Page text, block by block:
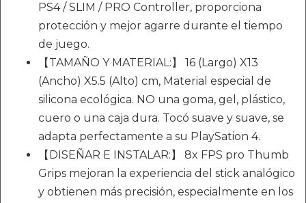
PS4 / SLIM / PRO Controller, proporciona
protección y mejor agarre durante el tiempo
de juego.
【TAMAÑO Y MATERIAL:】 16 (Largo) X13
(Ancho) X5.5 (Alto) cm, Material especial de
silicona ecológica. NO una goma, gel, plástico,
cuero o una caja dura. Tocó suave y suave, se
adapta perfectamente a su PlaySation 4.
【DISEÑAR E INSTALAR:】 8x FPS pro Thumb
Grips mejoran la experiencia del stick analógico
y obtienen más precisión, especialmente en los